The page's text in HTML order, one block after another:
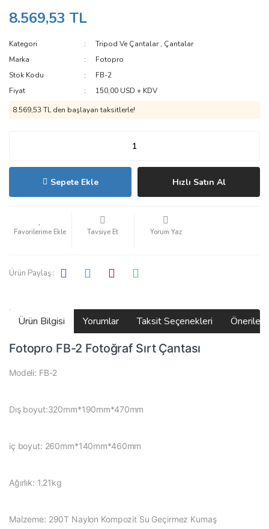
8.569,53 TL
Kategori Tripod Ve Çantalar, Çantalar
Marka
Fotopro
Stok Kodu
FB-2
Fiyat
150,00 USD + KDV
8.569,53 TL den başlayan taksitlerle!
Sepete Ekle Hızlı Satın Al
Tavsiye Et Yorum Yaz
Ürün Paylaş :
Ürün Bilgisi Yorumlar Taksit Seçenekleri
Fotopro FB-2 Fotoğraf Sırt Çantası
Modeli: FB-2
Dış boyut:320mm*190mm*470mm
iç boyut: 260mm*140mm*460mm
Ağırlık: 1.21kg
Malzeme: 290T Naylon Kompozit Su Geçirmez Kumaş